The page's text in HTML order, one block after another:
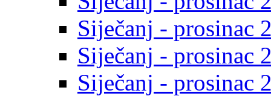
Siječanj - prosinac
Siječanj - prosinac
Siječanj - prosinac